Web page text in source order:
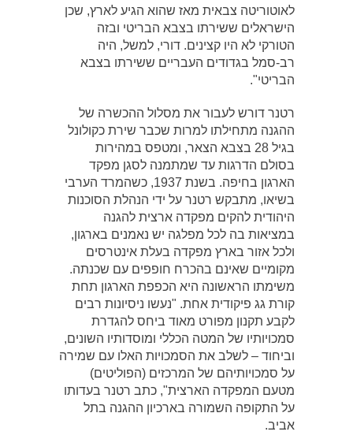
לאוטוריטה צבאית מאז שהוא הגיע לארץ, שכן
הישראלים ששירתו בצבא הבריטי ובזה
הטורקי לא היו קצינים. דורי, למשל, היה
רב-סמל בגדודים העבריים ששירתו בצבא
הבריטי".
רטנר דורש לעבור את מסלול ההכשרה של
ההגנה מתחילתו למרות שכבר שירת כקולונל
בגיל 28 בצבא הצאר, ומטפס במהירות
בסולם הדרגות עד שמתמנה לסגן מפקד
הארגון בחיפה. בשנת 1937, כשהמרד הערבי
בשיאו, מתבקש רטנר על ידי הנהלת הסוכנות
היהודית להקים מפקדה ארצית להגנה
במציאות בה לכל מפלגה יש נאמנים בארגון,
ולכל אזור בארץ מפקדה בעלת אינטרסים
מקומיים שאינם בהכרח חופפים עם שכנתה.
משימתו הראשונה היא הכפפת הארגון תחת
קורת גג פיקודית אחת. "נעשו ניסיונות רבים
לקבע תקנון מפורט מאוד ביחס להגדרת
סמכויותיו של המטה הכללי ומוסדותיו השונים,
וביחוד – לשלב את הסמכויות האלו עם שמירה
על סמכויותיהם של המרכזים (הפוליטים)
מטעם המפקדה הארצית", כתב רטנר בעדותו
על התקופה השמורה בארכיון ההגנה בתל
אביב.